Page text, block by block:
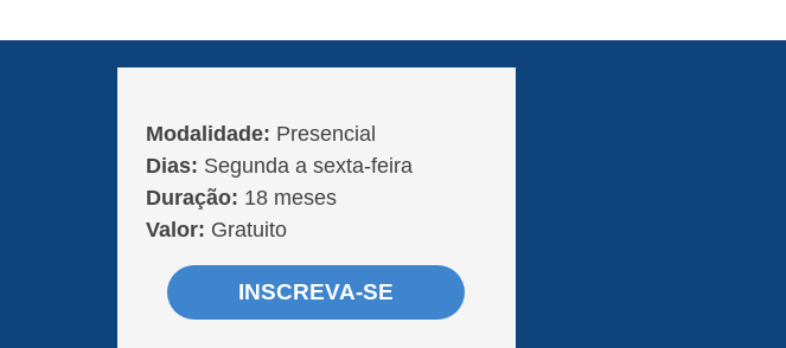
Modalidade: Presencial
Dias: Segunda a sexta-feira
Duração: 18 meses
Valor: Gratuito
INSCREVA-SE